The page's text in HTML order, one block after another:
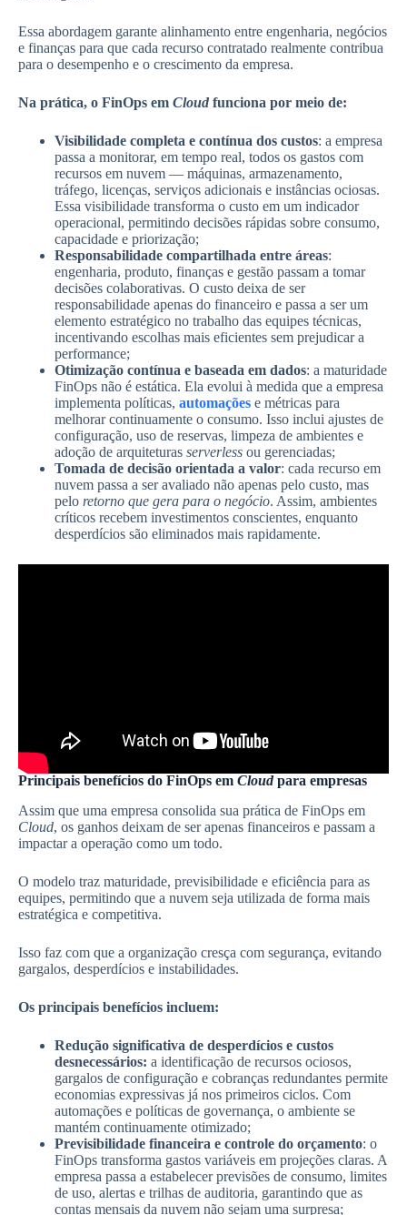
Essa abordagem garante alinhamento entre engenharia, negócios
e finanças para que cada recurso contratado realmente contribua
para o desempenho e o crescimento da empresa.
Na prática, o FinOps em Cloud funciona por meio de:
Visibilidade completa e contínua dos custos: a empresa
passa a monitorar, em tempo real, todos os gastos com
recursos em nuvem — máquinas, armazenamento,
tráfego, licenças, serviços adicionais e instâncias ociosas.
Essa visibilidade transforma o custo em um indicador
operacional, permitindo decisões rápidas sobre consumo,
capacidade e priorização;
Responsabilidade compartilhada entre áreas:
engenharia, produto, finanças e gestão passam a tomar
decisões colaborativas. O custo deixa de ser
responsabilidade apenas do financeiro e passa a ser um
elemento estratégico no trabalho das equipes técnicas,
incentivando escolhas mais eficientes sem prejudicar a
performance;
Otimização contínua e baseada em dados: a maturidade
FinOps não é estática. Ela evolui à medida que a empresa
implementa políticas, automações e métricas para
melhorar continuamente o consumo. Isso inclui ajustes de
configuração, uso de reservas, limpeza de ambientes e
adoção de arquiteturas serverless ou gerenciadas;
Tomada de decisão orientada a valor: cada recurso em
nuvem passa a ser avaliado não apenas pelo custo, mas
pelo retorno que gera para o negócio. Assim, ambientes
críticos recebem investimentos conscientes, enquanto
desperdícios são eliminados mais rapidamente.
Principais benefícios do FinOps em Cloudpara empresas
Assim que uma empresa consolida sua prática de FinOps em
Cloud, os ganhos deixam de ser apenas financeiros e passam a
impactar a operação como um todo.
O modelo traz maturidade, previsibilidade e eficiência para as
equipes, permitindo que a nuvem seja utilizada de forma mais
estratégica e competitiva.
Isso faz com que a organização cresça com segurança, evitando
gargalos, desperdícios e instabilidades.
Os principais benefícios incluem:
Redução significativa de desperdícios e custos
desnecessários: a identificação de recursos ociosos,
gargalos de configuração e cobranças redundantes permite
economias expressivas já nos primeiros ciclos. Com
automações e políticas de governança, o ambiente se
mantém continuamente otimizado;
Previsibilidade financeira e controle do orçamento: o
FinOps transforma gastos variáveis em projeções claras. A
empresa passa a estabelecer previsões de consumo, limites
de uso, alertas e trilhas de auditoria, garantindo que as
contas mensais da nuvem não sejam uma surpresa;